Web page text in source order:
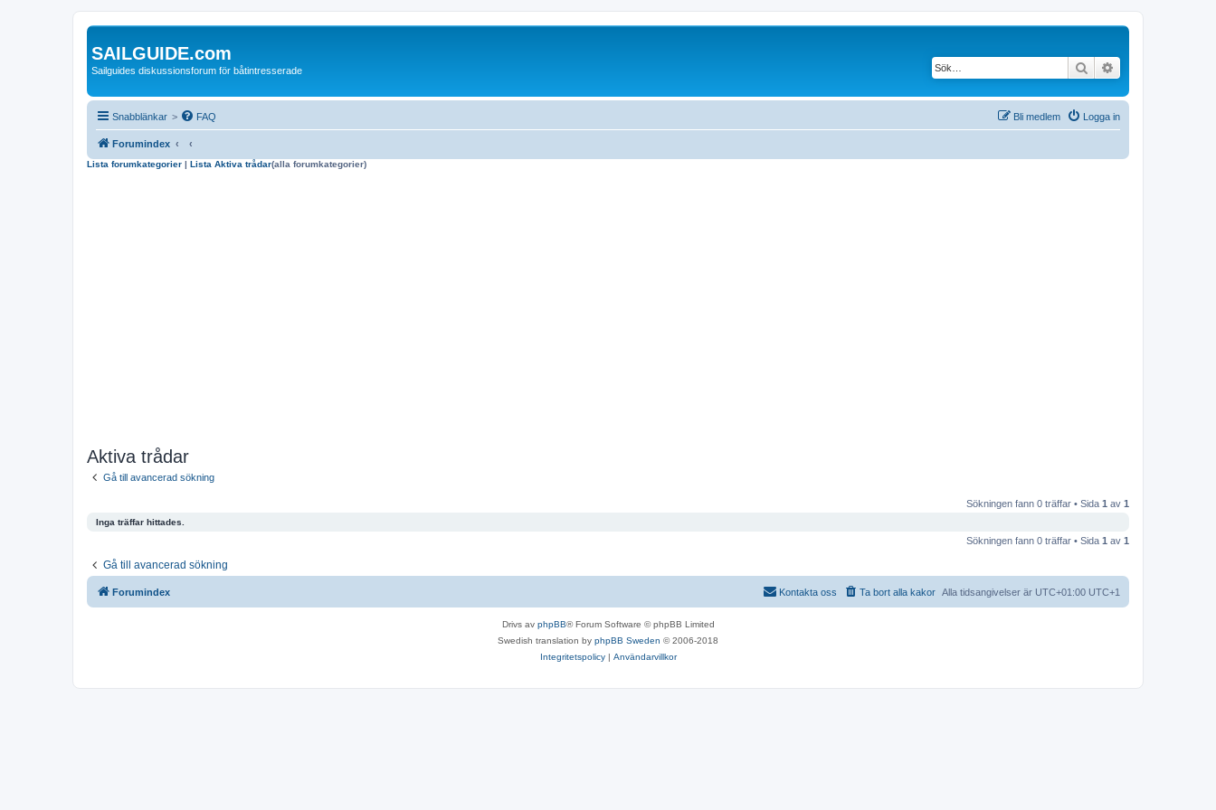
SAILGUIDE.com
Sailguides diskussionsforum för båtintresserade Sök
Snabblänkar > FAQ Logga in
Bli medlem
Forumindex
Lista forumkategorier | Lista Aktiva trådar(alla forumkategorier)
Aktiva trådar
Gå till avancerad sökning
Sökningen fann 0 träffar • Sida 1 av 1
Inga träffar hittades.
Sökningen fann 0 träffar • Sida 1 av 1
Gå till avancerad sökning
Forumindex Alla tidsangivelser är UTC+01:00 UTC+1
Ta bort alla kakor
Kontakta oss
Drivs av phpBB® Forum Software © phpBB Limited
Swedish translation by phpBB Sweden © 2006-2018
Integritetspolicy| Användarvillkor